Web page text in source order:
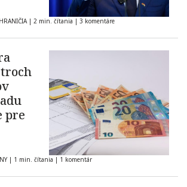
| 2 min. čítania | 3 komentáre
pre
| 1 min. čítania | 1 komentár